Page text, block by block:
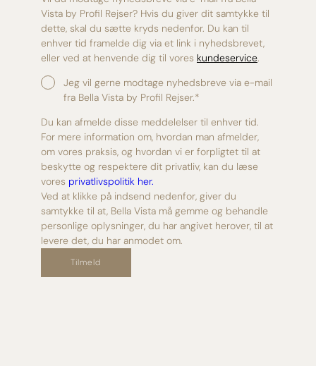
Vista by Profil Rejser? Hvis du giver dit samtykke til
dette, skal du sætte kryds nedenfor. Du kan til
enhver tid framelde dig via et link i nyhedsbrevet,
eller ved at henvende dig til vores kundeservice.
Jeg vil gerne modtage nyhedsbreve via e-mail
fra Bella Vista by Profil Rejser.*
Du kan afmelde disse meddelelser til enhver tid.
For mere information om, hvordan man afmelder,
om vores praksis, og hvordan vi er forpligtet til at
beskytte og respektere dit privatliv, kan du læse
vores privatlivspolitik her.
Ved at klikke på indsend nedenfor, giver du
samtykke til at, Bella Vista må gemme og behandle
personlige oplysninger, du har angivet herover, til at
levere det, du har anmodet om.